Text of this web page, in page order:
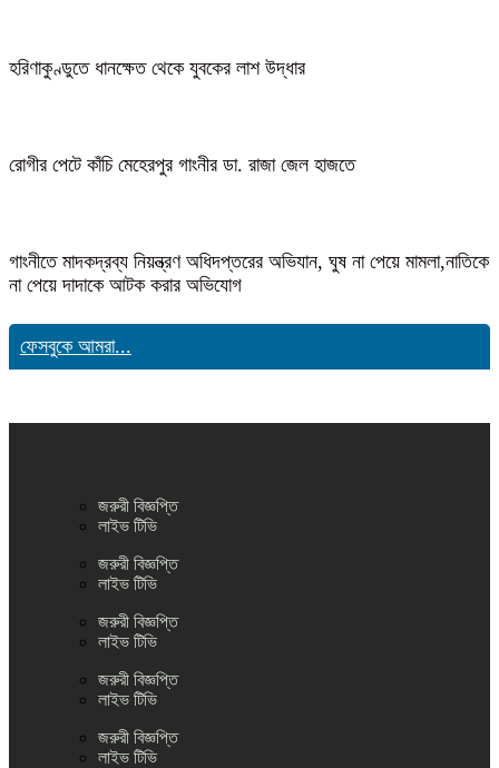
হরিণাকুণ্ডুতে ধানক্ষেত থেকে যুবকের লাশ উদ্ধার
রোগীর পেটে কাঁচি মেহেরপুর গাংনীর ডা. রাজা জেল হাজতে
গাংনীতে মাদকদ্রব্য নিয়ন্ত্রণ অধিদপ্তরের অভিযান, ঘুষ না পেয়ে মামলা,নাতিকে
না পেয়ে দাদাকে আটক করার অভিযোগ
ফেসবুকে আমরা...
জরুরী বিজ্ঞপ্তি
লাইভ টিভি
জরুরী বিজ্ঞপ্তি
লাইভ টিভি
জরুরী বিজ্ঞপ্তি
লাইভ টিভি
জরুরী বিজ্ঞপ্তি
লাইভ টিভি
জরুরী বিজ্ঞপ্তি
লাইভ টিভি